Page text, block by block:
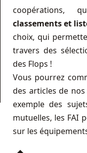
coopérations,
classements et
choix, qui
travers des
des Flops !
Vous pourrez
des articles de
exemple des
mutuelles, les FAI
sur les